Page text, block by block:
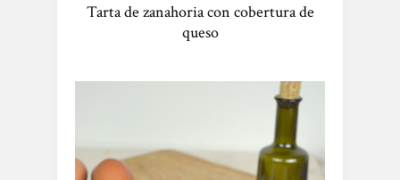
Tarta de zanahoria con cobertura de
queso